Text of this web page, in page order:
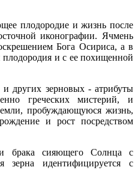
плодородие и жизнь после
иконографии. Ячмень
Бога Осириса, а в
и с ее похищенной
других зерновых - атрибуты
греческих мистерий, и
пробуждающуюся жизнь,
и рост посредством
брака сияющего Солнца с
зерна идентифицируется с